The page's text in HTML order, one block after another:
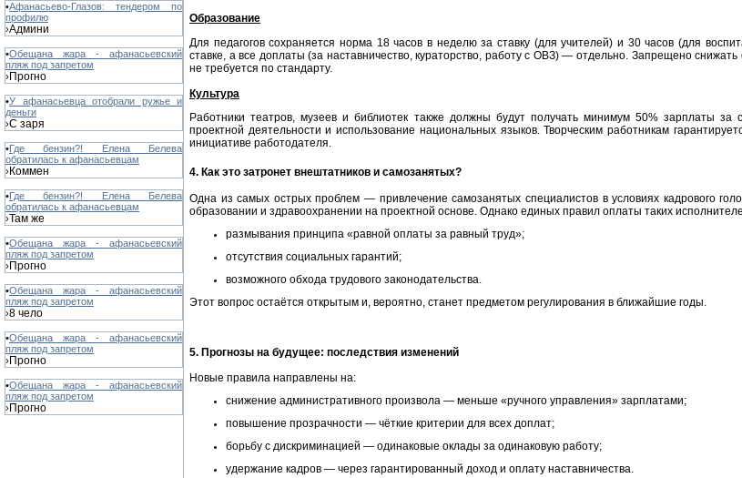
•Афанасьево-Глазов: тендером по
профилю
›Админи
•Обещана жара - афанасьевский
пляж под запретом
›Прогно
•У афанасьевца отобрали ружье и
деньги
›С заря
•Где бензин?! Елена Белева
обратилась к афанасьевцам
›Коммен
•Где бензин?! Елена Белева
обратилась к афанасьевцам
›Там же
•Обещана жара - афанасьевский
пляж под запретом
›Прогно
•Обещана жара - афанасьевский
пляж под запретом
›8 чело
•Обещана жара - афанасьевский
пляж под запретом
›Прогно
•Обещана жара - афанасьевский
пляж под запретом
›Прогно
Образование
Для педагогов сохраняется норма 18 часов в неделю за ставку (для учителей) и 30 часов (для
ставке, а все доплаты (за наставничество, кураторство, работу с ОВЗ) — отдельно. Запрещено
не требуется по стандарту.
Культура
Работники театров, музеев и библиотек также должны будут получать минимум 50% зарплаты за
проектной деятельности и использование национальных языков. Творческим работникам
инициативе работодателя.
4. Как это затронет внештатников и самозанятых?
Одна из самых острых проблем — привлечение самозанятых специалистов в условиях кадрового
образовании и здравоохранении на проектной основе. Однако единых правил оплаты таких
размывания принципа «равной оплаты за равный труд»;
отсутствия социальных гарантий;
возможного обхода трудового законодательства.
Этот вопрос остаётся открытым и, вероятно, станет предметом регулирования в ближайшие годы.
5. Прогнозы на будущее: последствия изменений
Новые правила направлены на:
снижение административного произвола — меньше «ручного управления» зарплатами;
повышение прозрачности — чёткие критерии для всех доплат;
борьбу с дискриминацией — одинаковые оклады за одинаковую работу;
удержание кадров — через гарантированный доход и оплату наставничества.